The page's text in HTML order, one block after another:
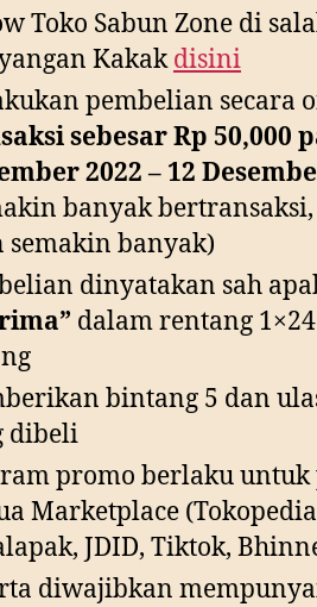
Toko Sabun Zone di
Kakakdisini
pembelian secara
sebesar Rp 50,000
2022 – 12
banyak
semakin banyak)
dinyatakan sah
dalam rentang
bintang 5 dan
dibeli
promo berlaku
Marketplace
JDID, Tiktok,
diwajibkan